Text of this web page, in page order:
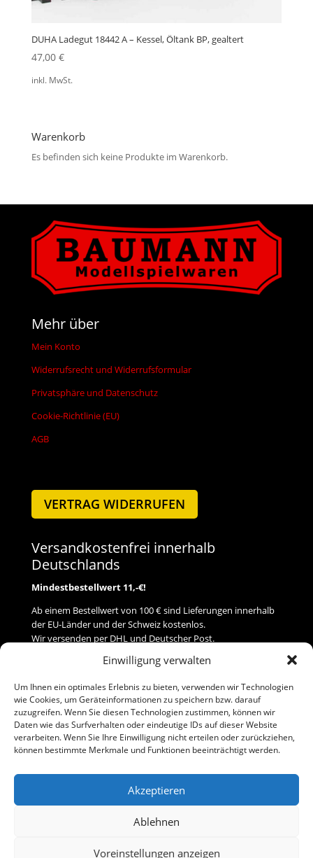
Einwilligung verwalten
Um Ihnen ein optimales Erlebnis zu bieten, verwenden wir Technologien
wie Cookies, um Geräteinformationen zu speichern bzw. darauf
zuzugreifen. Wenn Sie diesen Technologien zustimmen, können wir
Daten wie das Surfverhalten oder eindeutige IDs auf dieser Website
verarbeiten. Wenn Sie Ihre Einwilligung nicht erteilen oder zurückziehen,
können bestimmte Merkmale und Funktionen beeinträchtigt werden.
Akzeptieren
Ablehnen
Voreinstellungen anzeigen
DUHA Ladegut 18442 A – Kessel, Öltank BP, gealtert
47,00 €
inkl. MwSt.
Warenkorb
Es befinden sich keine Produkte im Warenkorb.
Mehr über
Mein Konto
Widerrufsrecht und Widerrufsformular
Privatsphäre und Datenschutz
Cookie-Richtlinie (EU)
AGB
VERTRAG WIDERRUFEN
Versandkostenfrei innerhalb
Deutschlands
Mindestbestellwert 11,-€!
Ab einem Bestellwert von 100 € sind Lieferungen innerhalb
der EU-Länder und der Schweiz kostenlos.
Wir versenden per DHL und Deutscher Post.
Versand
Zahlung
Baumann Modellspielwaren
Telefon (0 91 61) 33 84